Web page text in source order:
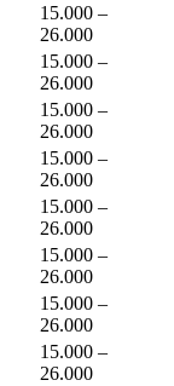
15.000 –
26.000
15.000 –
26.000
15.000 –
26.000
15.000 –
26.000
15.000 –
26.000
15.000 –
26.000
15.000 –
26.000
15.000 –
26.000